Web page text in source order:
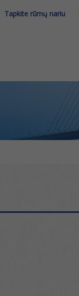
Tapkite rūmų nariu